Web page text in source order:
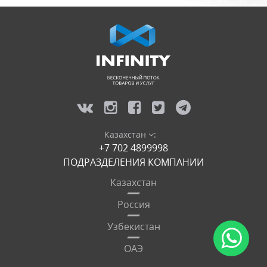
Казахстан :
+7 702 4899998
ПОДРАЗДЕЛЕНИЯ КОМПАНИИ
Казахстан
Россия
Узбекистан
ОАЭ